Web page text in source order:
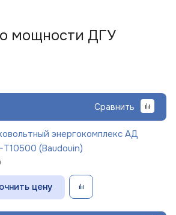
мощности ДГУ
Сравнить
энергокомплекс АД
(Baudouin)
цену